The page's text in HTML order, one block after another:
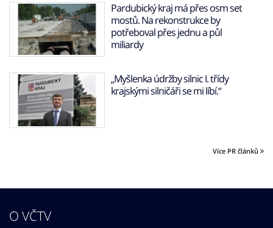
Pardubický kraj má přes osm set
mostů. Na rekonstrukce by
potřeboval přes jednu a půl
miliardy
„Myšlenka údržby silnic I. třídy
krajskými silničáři se mi líbí.“
Více PR článků
O VČTV